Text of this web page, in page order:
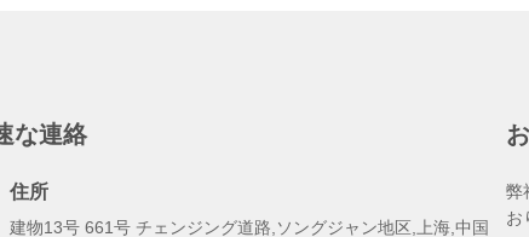
な連絡
住所
建物13号 661号 チェンジング道路,ソングジャン地区,上海,中国
弊
お